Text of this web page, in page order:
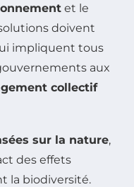
et le
doivent
impliquent tous
aux
collectif
sur la nature,
des effets
la biodiversité.